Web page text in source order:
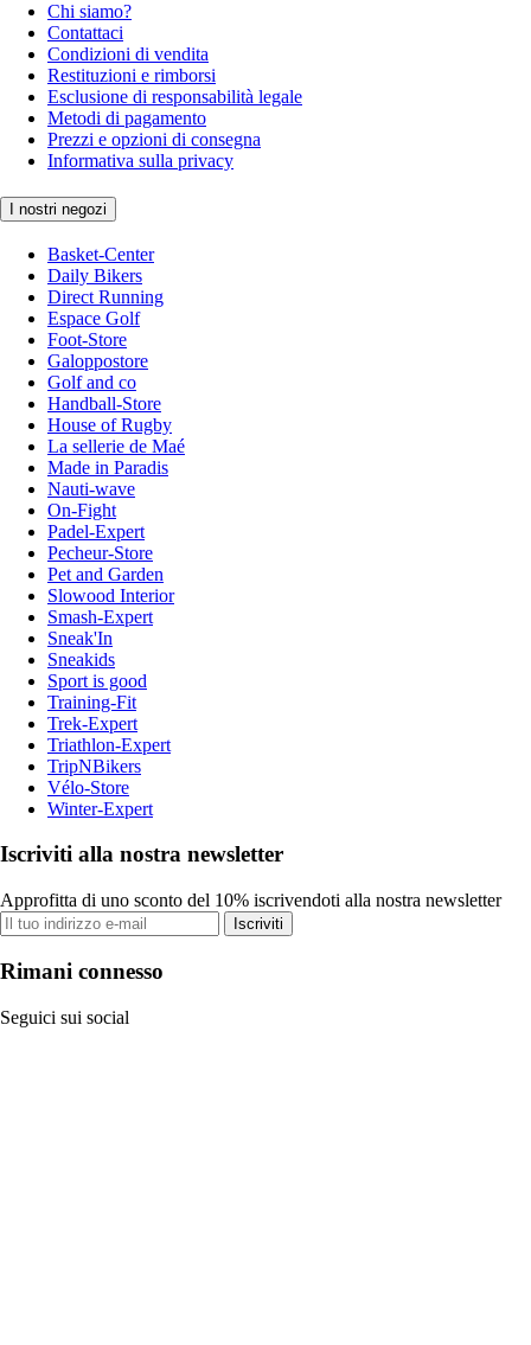
Chi siamo?
Contattaci
Condizioni di vendita
Restituzioni e rimborsi
Esclusione di responsabilità legale
Metodi di pagamento
Prezzi e opzioni di consegna
Informativa sulla privacy
I nostri negozi
Basket-Center
Daily Bikers
Direct Running
Espace Golf
Foot-Store
Galoppostore
Golf and co
Handball-Store
House of Rugby
La sellerie de Maé
Made in Paradis
Nauti-wave
On-Fight
Padel-Expert
Pecheur-Store
Pet and Garden
Slowood Interior
Smash-Expert
Sneak'In
Sneakids
Sport is good
Training-Fit
Trek-Expert
Triathlon-Expert
TripNBikers
Vélo-Store
Winter-Expert
Iscriviti alla nostra newsletter
Approfitta di uno sconto del 10% iscrivendoti alla nostra newsletter
Iscriviti
Rimani connesso
Seguici sui social